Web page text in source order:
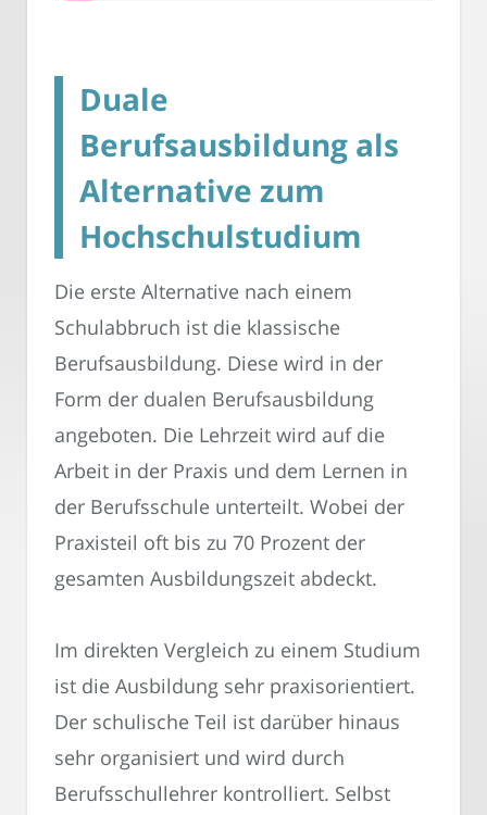
Duale
Berufsausbildung als
Alternative zum
Hochschulstudium
Die erste Alternative nach einem
Schulabbruch ist die klassische
Berufsausbildung. Diese wird in der
Form der dualen Berufsausbildung
angeboten. Die Lehrzeit wird auf die
Arbeit in der Praxis und dem Lernen in
der Berufsschule unterteilt. Wobei der
Praxisteil oft bis zu 70 Prozent der
gesamten Ausbildungszeit abdeckt.
Im direkten Vergleich zu einem Studium
ist die Ausbildung sehr praxisorientiert.
Der schulische Teil ist darüber hinaus
sehr organisiert und wird durch
Berufsschullehrer kontrolliert. Selbst